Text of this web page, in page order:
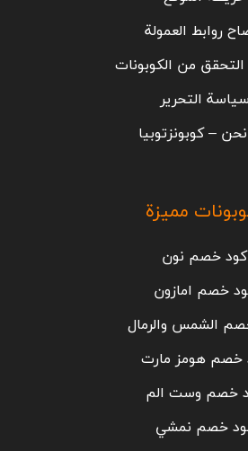
روابط العمولة
من الكوبونات
سياسة التحرير
– كوبونزتوبيا
مميزة
كود خصم نون
خصم امازون
الشمس والرمال
خصم هومز مارت
خصم وست الم
خصم نمشي